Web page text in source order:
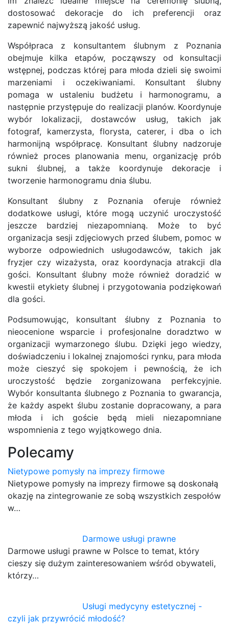
dostosować dekoracje do ich preferencji oraz
zapewnić najwyższą jakość usług.
Współpraca z konsultantem ślubnym z Poznania
obejmuje kilka etapów, począwszy od konsultacji
wstępnej, podczas której para młoda dzieli się swoimi
marzeniami i oczekiwaniami. Konsultant ślubny
pomaga w ustaleniu budżetu i harmonogramu, a
następnie przystępuje do realizacji planów. Koordynuje
wybór lokalizacji, dostawców usług, takich jak
fotograf, kamerzysta, florysta, caterer, i dba o ich
harmonijną współpracę. Konsultant ślubny nadzoruje
również proces planowania menu, organizację prób
sukni ślubnej, a także koordynuje dekoracje i
tworzenie harmonogramu dnia ślubu.
Konsultant ślubny z Poznania oferuje również
dodatkowe usługi, które mogą uczynić uroczystość
jeszcze bardziej niezapomnianą. Może to być
organizacja sesji zdjęciowych przed ślubem, pomoc w
wyborze odpowiednich usługodawców, takich jak
fryzjer czy wizażysta, oraz koordynacja atrakcji dla
gości. Konsultant ślubny może również doradzić w
kwestii etykiety ślubnej i przygotowania podziękowań
dla gości.
Podsumowując, konsultant ślubny z Poznania to
nieocenione wsparcie i profesjonalne doradztwo w
organizacji wymarzonego ślubu. Dzięki jego wiedzy,
doświadczeniu i lokalnej znajomości rynku, para młoda
może cieszyć się spokojem i pewnością, że ich
uroczystość będzie zorganizowana perfekcyjnie.
Wybór konsultanta ślubnego z Poznania to gwarancja,
że każdy aspekt ślubu zostanie dopracowany, a para
młoda i ich goście będą mieli niezapomniane
wspomnienia z tego wyjątkowego dnia.
Polecamy
Nietypowe pomysły na imprezy firmowe
Nietypowe pomysły na imprezy firmowe są doskonałą
okazję na zintegrowanie ze sobą wszystkich zespołów
w…
Darmowe usługi prawne
Darmowe usługi prawne w Polsce to temat, który
cieszy się dużym zainteresowaniem wśród obywateli,
którzy…
Usługi medycyny estetycznej -
czyli jak przywrócić młodość?